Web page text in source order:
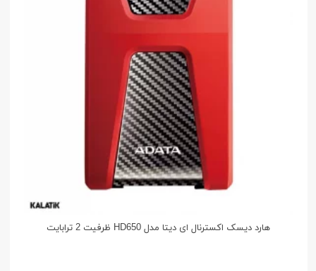
هارد دیسک اکسترنال ای دیتا مدل HD650 ظرفیت 2 ترابایت